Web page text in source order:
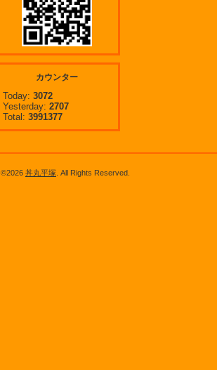
カウンター
Today: 3072
Yesterday: 2707
Total: 3991377
©2026 丼丸平塚 . All Rights Reserved.